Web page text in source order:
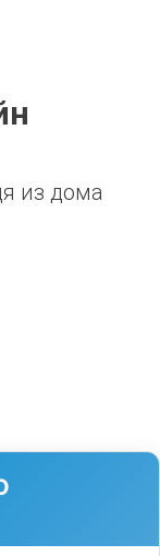
из дома